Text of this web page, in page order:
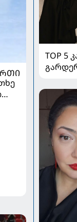
TOP 5